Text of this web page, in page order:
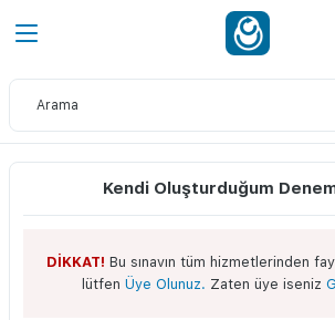
Kendi Oluşturduğum
DİKKAT! Bu sınavın tüm hizmetlerinden
lütfen Üye Olunuz. Zaten üye iseniz